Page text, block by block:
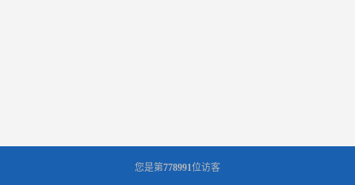
您是第778991位访客